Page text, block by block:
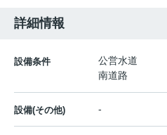
詳細情報
設備条件
公営水道
南道路
設備(その他) -